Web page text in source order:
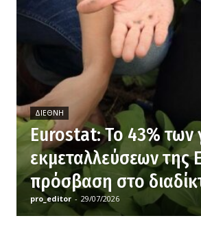
ΔΙΕΘΝΉ
Eurostat: Το 43% των
εκμεταλλεύσεων της
πρόσβαση στο
pro_editor - 29/07/2026